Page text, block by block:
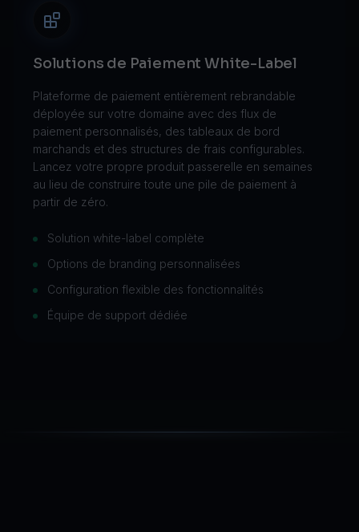
Solutions de Paiement White-Label
Plateforme de paiement entièrement rebrandable
déployée sur votre domaine avec des flux de
paiement personnalisés, des tableaux de bord
marchands et des structures de frais configurables.
Lancez votre propre produit passerelle en semaines
au lieu de construire toute une pile de paiement à
partir de zéro.
Solution white-label complète
Options de branding personnalisées
Configuration flexible des fonctionnalités
Équipe de support dédiée